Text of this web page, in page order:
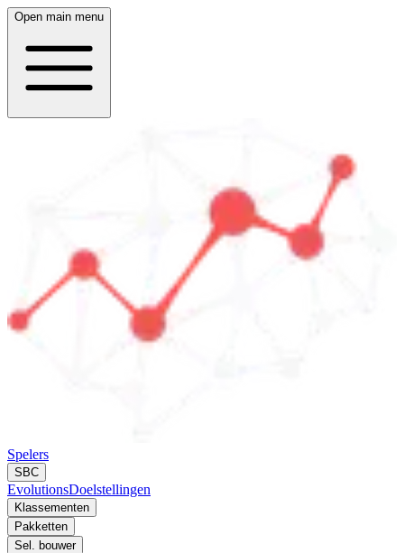
Open main menu
Spelers
SBC
EvolutionsDoelstellingen
Klassementen
Pakketten
Sel. bouwer